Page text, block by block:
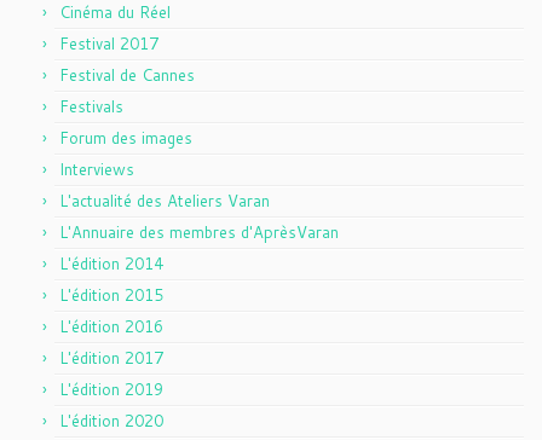
Cinéma du Réel
Festival 2017
Festival de Cannes
Festivals
Forum des images
Interviews
L'actualité des Ateliers Varan
L'Annuaire des membres d'AprèsVaran
L'édition 2014
L'édition 2015
L'édition 2016
L'édition 2017
L'édition 2019
L'édition 2020